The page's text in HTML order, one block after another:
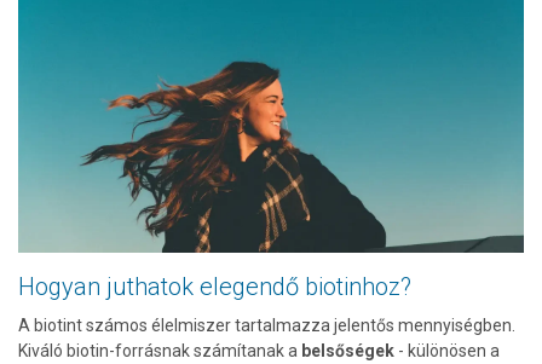
Hogyan juthatok elegendő biotinhoz?
A biotint számos élelmiszer tartalmazza jelentős mennyiségben.
Kiváló biotin-forrásnak számítanak a belsőségek - különösen a